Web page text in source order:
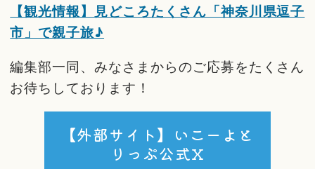
【観光情報】見どころたくさん「神奈川県逗子
市」で親子旅♪
編集部一同、みなさまからのご応募をたくさん
お待ちしております！
【外部サイト】いこーよと
りっぷ公式X